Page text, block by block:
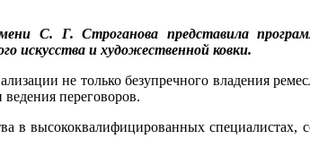
С. Г. Строганова представила
искусства и художественной ковки.
не только безупречного владения
переговоров.
в высококвалифицированных специалистах,